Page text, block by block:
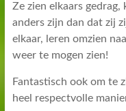
Ze zien elkaars
anders zijn dan dat zij
elkaar, leren omzien
weer te mogen zien!
Fantastisch ook om te
heel respectvolle